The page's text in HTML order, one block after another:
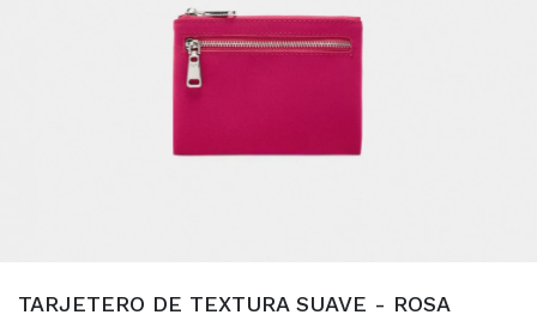
TARJETERO DE TEXTURA SUAVE - ROSA